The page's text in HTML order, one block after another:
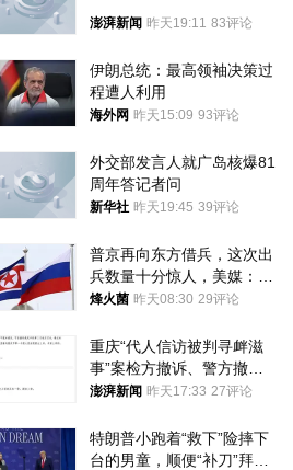
澎湃新闻 昨天19:11 83评论
伊朗总统：最高领袖决策过
程遭人利用
海外网 昨天15:09 93评论
外交部发言人就广岛核爆81
周年答记者问
新华社 昨天19:45 39评论
普京再向东方借兵，这次出
兵数量十分惊人，美媒：俄
朝要动真格？
烽火菌 昨天08:30 29评论
重庆“代人信访被判寻衅滋
事”案检方撤诉、警方撤
案，两被告人获国赔
澎湃新闻 昨天17:33 27评论
特朗普小跑着“救下”险摔下
台的男童，顺便“补刀”拜